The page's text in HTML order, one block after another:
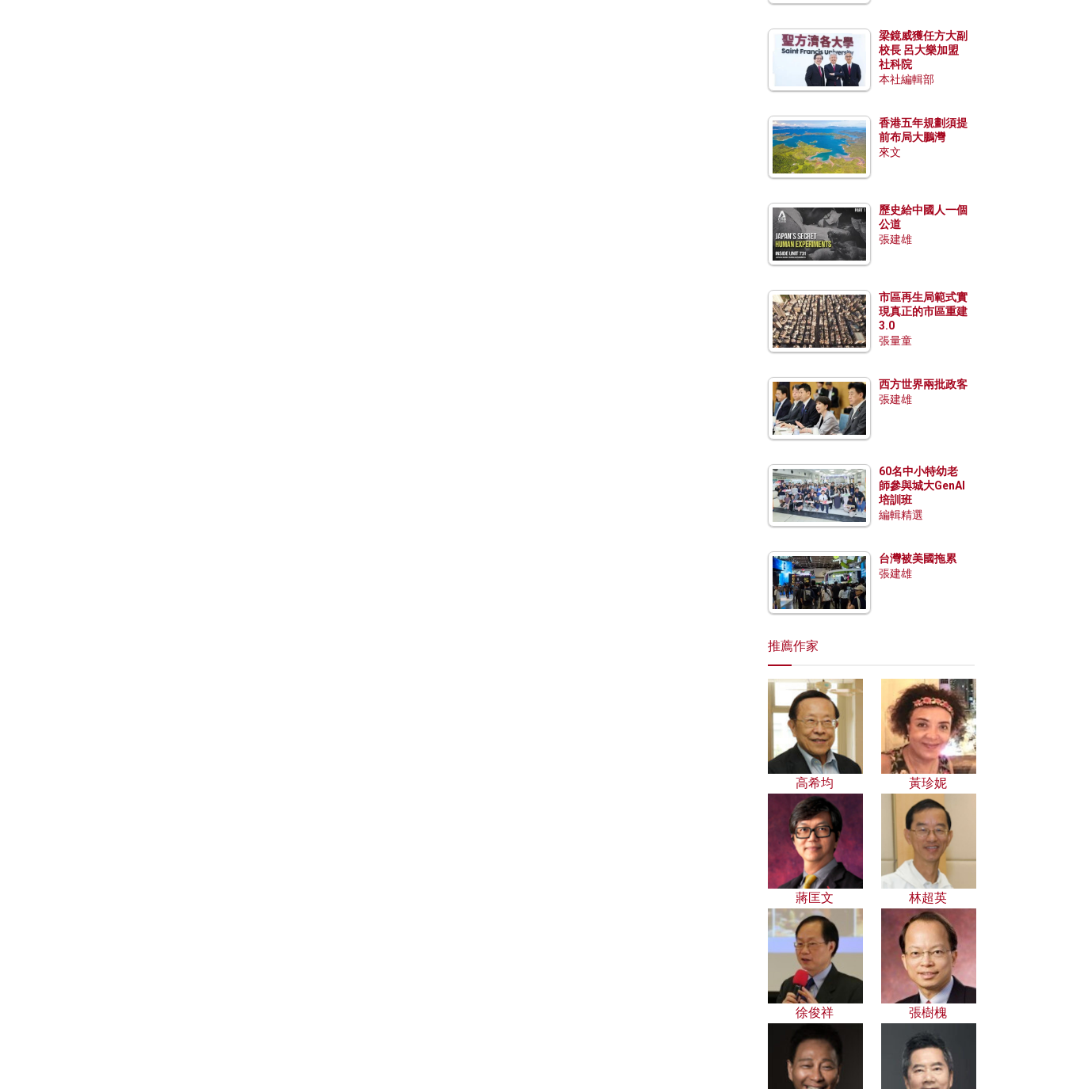
梁鏡威獲任方大副
校長 呂大樂加盟
社科院
本社編輯部
香港五年規劃須提
前布局大鵬灣
來文
歷史給中國人一個
公道
張建雄
市區再生局範式實
現真正的市區重建
3.0
張量童
西方世界兩批政客
張建雄
60名中小特幼老
師參與城大GenAI
培訓班
編輯精選
台灣被美國拖累
張建雄
推薦作家
高希均 黃珍妮
蔣匡文 林超英
徐俊祥 張樹槐